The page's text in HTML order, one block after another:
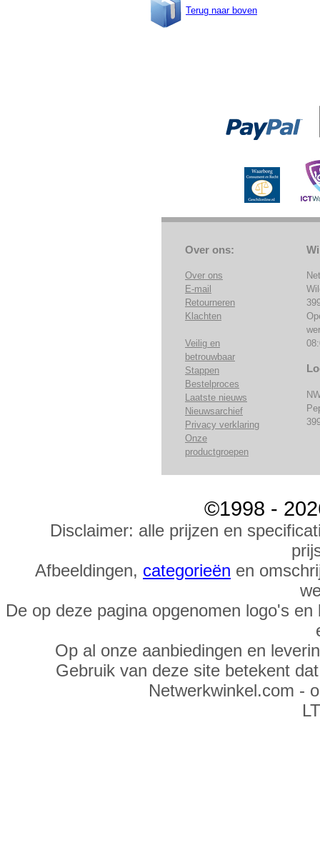
Terug naar boven
Over ons:
Over ons
E-mail
Retourneren
Klachten
Veilig en
betrouwbaar
Stappen
Bestelproces
Laatste nieuws
Nieuwsarchief
Privacy verklaring
Onze
productgroepen
©1998 -
Disclaimer: alle prijzen en
Afbeeldingen, categorieën en
De op deze pagina opgenomen logo's
Op al onze aanbiedingen en
Gebruik van deze site betekent
Netwerkwinkel.com -